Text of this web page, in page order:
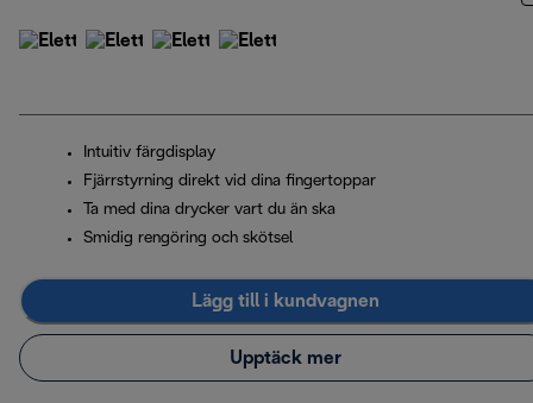
Intuitiv färgdisplay
Fjärrstyrning direkt vid dina fingertoppar
Ta med dina drycker vart du än ska
Smidig rengöring och skötsel
Lägg till i kundvagnen
Upptäck mer